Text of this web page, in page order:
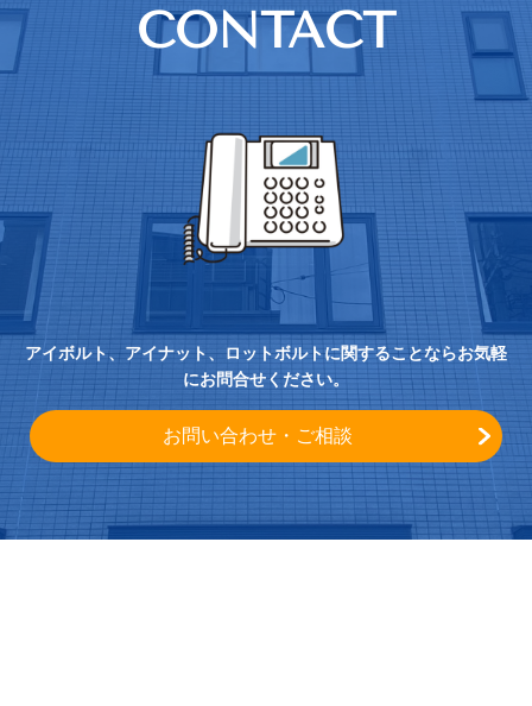
CONTACT
アイボルト、アイナット、ロットボルトに関することならお気軽
にお問合せください。
お問い合わせ・ご相談